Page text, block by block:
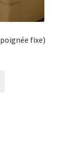
fixe)